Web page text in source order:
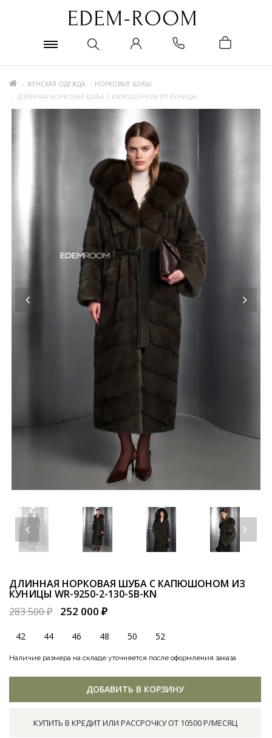
ЖЕНСКАЯ ОДЕЖДА
НОРКОВЫЕ ШУБЫ
ДЛИННАЯ НОРКОВАЯ ШУБА С КАПЮШОНОМ ИЗ КУНИЦЫ
ДЛИННАЯ НОРКОВАЯ ШУБА С КАПЮШОНОМ ИЗ
КУНИЦЫ WR-9250-2-130-SB-KN
283 500 ₽
252 000 ₽
42 44 46 48 50 52
Наличие размера на складе уточняется после оформления заказа
ДОБАВИТЬ В КОРЗИНУ
КУПИТЬ В КРЕДИТ ИЛИ РАССРОЧКУ ОТ 10500 Р/МЕСЯЦ